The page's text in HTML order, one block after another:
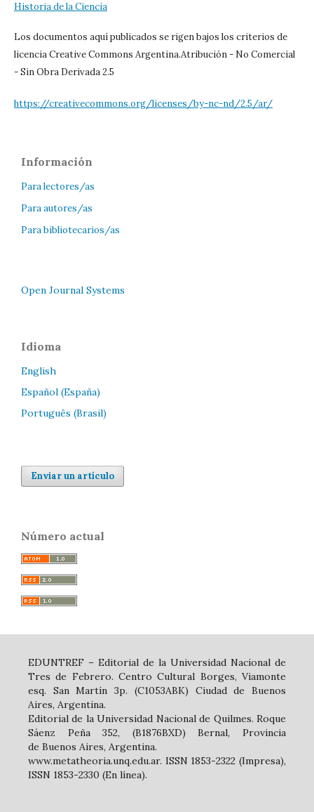
Historia de la Ciencia
Los documentos aquí publicados se rigen bajos los criterios de
licencia Creative Commons Argentina.Atribución - No Comercial
- Sin Obra Derivada 2.5
https://creativecommons.org/licenses/by-nc-nd/2.5/ar/
Información
Para lectores/as
Para autores/as
Para bibliotecarios/as
Open Journal Systems
Idioma
English
Español (España)
Português (Brasil)
Enviar un artículo
Número actual
EDUNTREF – Editorial de la Universidad Nacional de
Tres de Febrero. Centro Cultural Borges, Viamonte
esq. San Martín 3p. (C1053ABK) Ciudad de Buenos
Aires, Argentina.
Editorial de la Universidad Nacional de Quilmes. Roque
Sáenz Peña 352, (B1876BXD) Bernal, Provincia
de Buenos Aires, Argentina.
www.metatheoria.unq.edu.ar. ISSN 1853-2322 (Impresa),
ISSN 1853-2330 (En línea).